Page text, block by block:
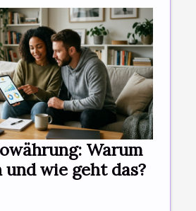
Warum
wie geht das?